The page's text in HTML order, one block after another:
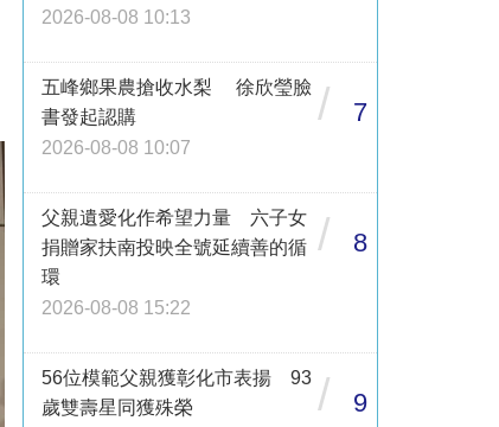
2026-08-08 10:13
五峰鄉果農搶收水梨 徐欣瑩臉
書發起認購
2026-08-08 10:07
/ 7
父親遺愛化作希望力量 六子女
捐贈家扶南投映全號延續善的循
環
2026-08-08 15:22
/ 8
56位模範父親獲彰化市表揚 93
歲雙壽星同獲殊榮
/ 9